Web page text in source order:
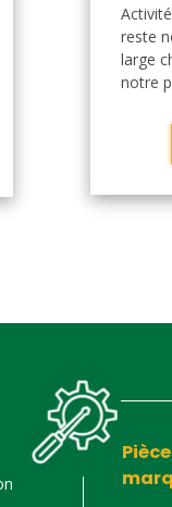
reste
large
notre